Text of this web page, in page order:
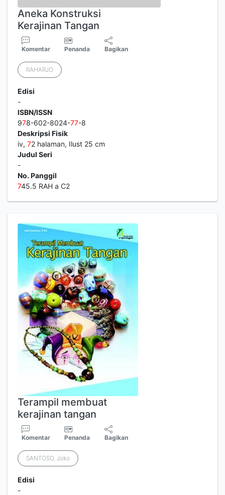
Aneka Konstruksi
Kerajinan Tangan
Komentar Penanda Bagikan
RAHARJO
Edisi
-
ISBN/ISSN
978-602-8024-77-8
Deskripsi Fisik
iv, 72 halaman, Ilust 25 cm
Judul Seri
-
No. Panggil
745.5 RAH a C2
Terampil membuat
kerajinan tangan
Komentar Penanda Bagikan
SANTOSO, Joko
Edisi
-